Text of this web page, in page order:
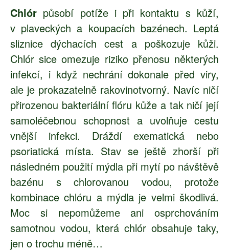
Chlór působí potíže i při kontaktu s kůží,
v plaveckých a koupacích bazénech. Leptá
sliznice dýchacích cest a poškozuje kůži.
Chlór sice omezuje riziko přenosu některých
infekcí, i když nechrání dokonale před viry,
ale je prokazatelně rakovinotvorný. Navíc ničí
přirozenou bakteriální flóru kůže a tak ničí její
samoléčebnou schopnost a uvolňuje cestu
vnější infekci. Dráždí exematická nebo
psoriatická místa. Stav se ještě zhorší při
následném použití mýdla při mytí po návštěvě
bazénu s chlorovanou vodou, protože
kombinace chlóru a mýdla je velmi škodlivá.
Moc si nepomůžeme ani osprchováním
samotnou vodou, která chlór obsahuje taky,
jen o trochu méně…